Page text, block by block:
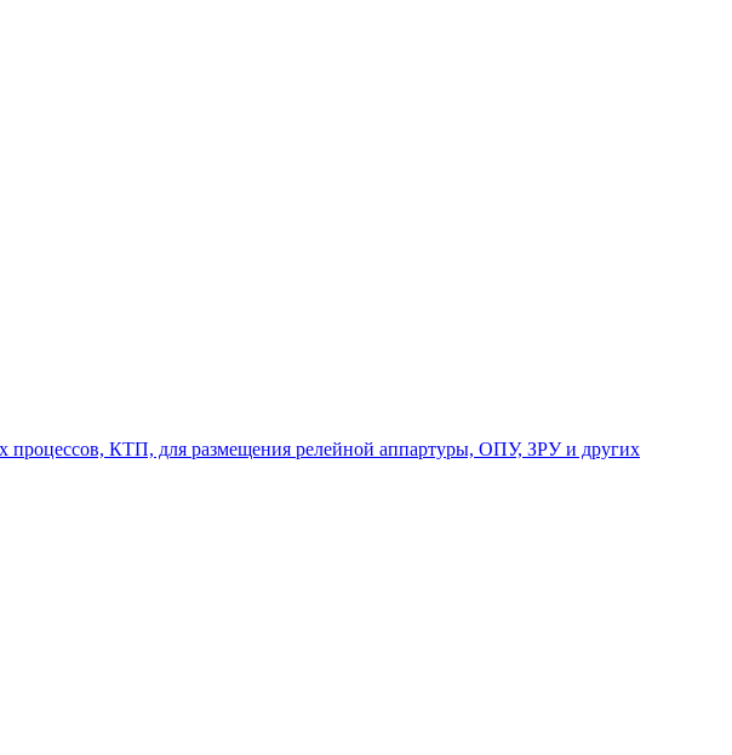
процессов, КТП, для размещения релейной аппартуры, ОПУ, ЗРУ и других